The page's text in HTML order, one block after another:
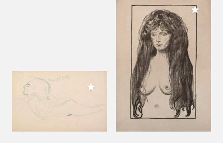
Meiner Sammlung hinzufügen
Meiner